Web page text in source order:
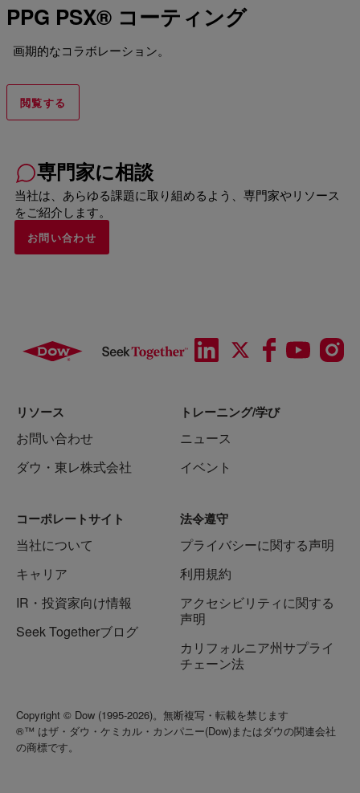
PPG PSX® コーティング
画期的なコラボレーション。
閲覧する
専門家に相談
当社は、あらゆる課題に取り組めるよう、専門家やリソース
をご紹介します。
お問い合わせ
リソース
お問い合わせ
ダウ・東レ株式会社
トレーニング/学び
ニュース
イベント
コーポレートサイト
当社について
キャリア
IR・投資家向け情報
Seek Togetherブログ
法令遵守
プライバシーに関する声明
利用規約
アクセシビリティに関する
声明
カリフォルニア州サプライ
チェーン法
Copyright © Dow (1995-2026)。無断複写・転載を禁じます
®™ はザ・ダウ・ケミカル・カンパニー(Dow)またはダウの関連会社
の商標です。